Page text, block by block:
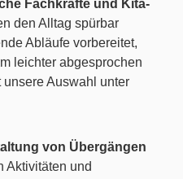
Fachkräfte und Kita-
den Alltag spürbar
Abläufe vorbereitet,
leichter abgesprochen
Auswahl unter
von Übergängen
Aktivitäten und